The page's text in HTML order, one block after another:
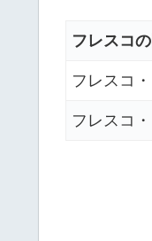
フレスコ
フレスコ
フレスコ